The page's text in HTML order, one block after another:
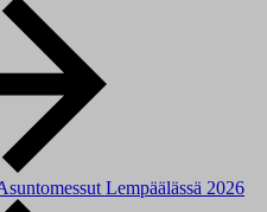
Lempäälässä 2026